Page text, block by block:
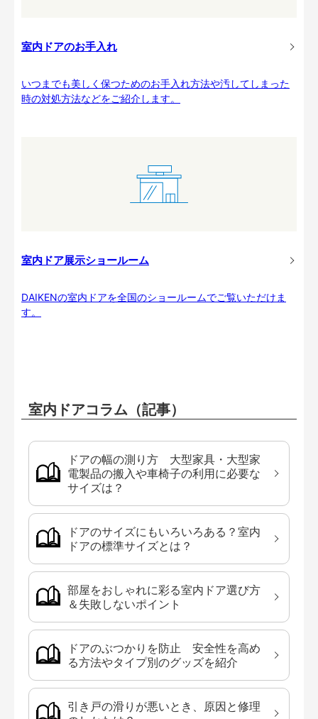
室内ドアのお手入れ
いつまでも美しく保つためのお手入れ方法や汚してしまった
時の対処方法などをご紹介します。
室内ドア展示ショールーム
DAIKENの室内ドアを全国のショールームでご覧いただけま
す。
室内ドアコラム（記事）
ドアの幅の測り方 大型家具・大型家
電製品の搬入や車椅子の利用に必要な
サイズは？
ドアのサイズにもいろいろある？室内
ドアの標準サイズとは？
部屋をおしゃれに彩る室内ドア選び方
＆失敗しないポイント
ドアのぶつかりを防止 安全性を高め
る方法やタイプ別のグッズを紹介
引き戸の滑りが悪いとき、原因と修理